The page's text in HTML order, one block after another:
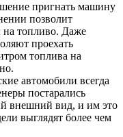
пригнать машину
позволит
на топливо. Даже
проехать
топлива на
автомобили всегда
постарались
внешний вид, и им это
выглядят более чем